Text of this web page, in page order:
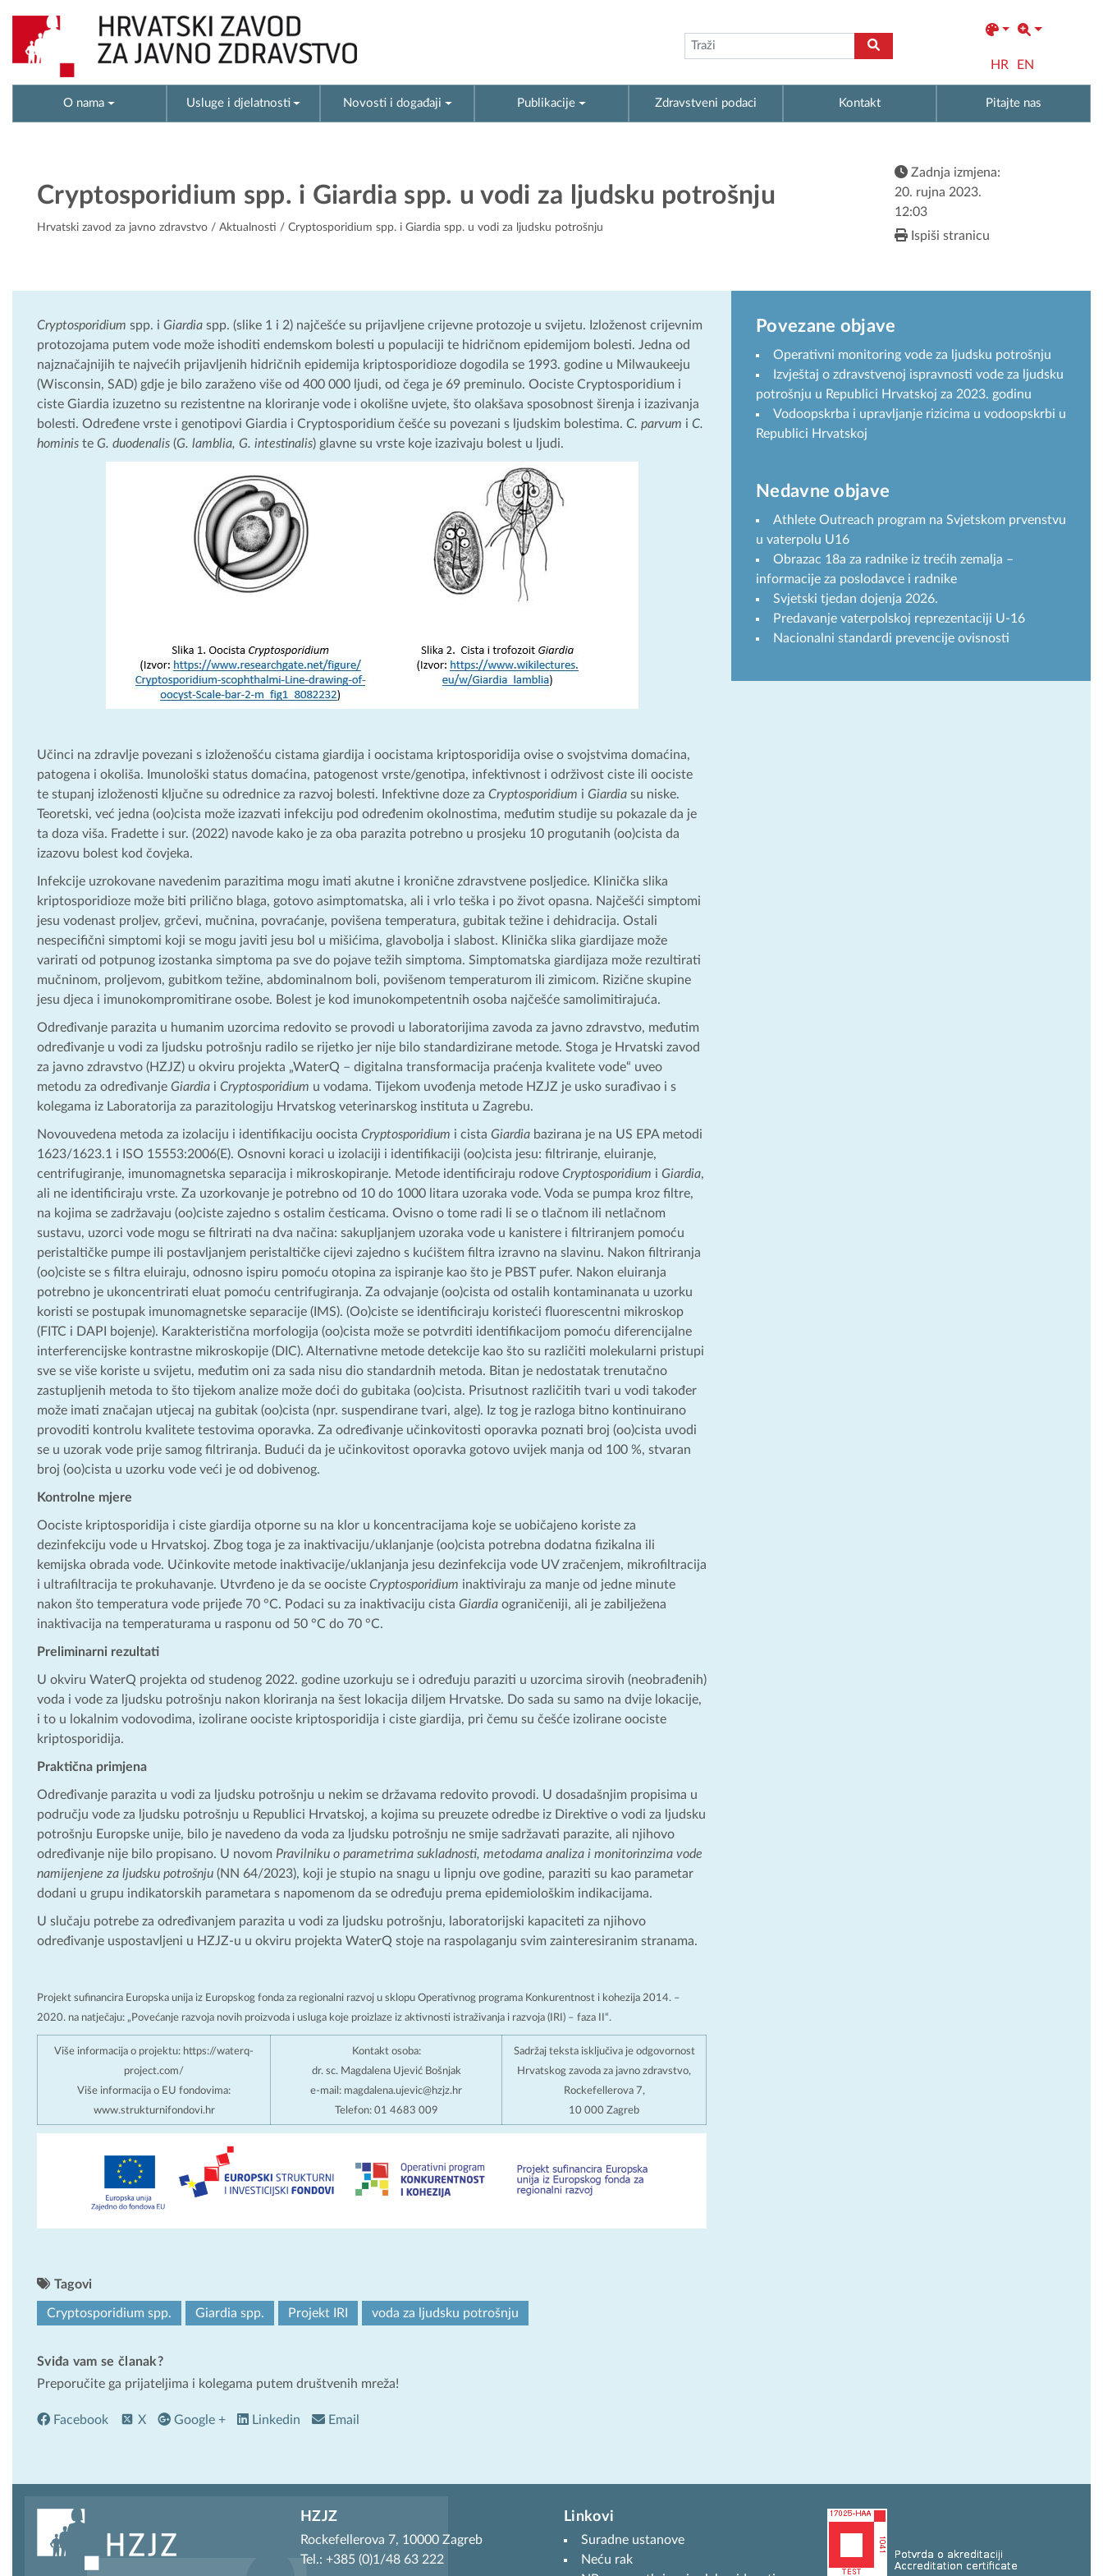
HR EN
O nama Usluge i djelatnosti Novosti i događaji Publikacije Zdravstveni podaci Kontakt Pitajte nas
Cryptosporidium spp. i Giardia spp. u vodi za ljudsku potrošnju
Hrvatski zavod za javno zdravstvo / Aktualnosti / Cryptosporidium spp. i Giardia spp. u vodi za ljudsku potrošnju
Zadnja izmjena:
20. rujna 2023.
12:03
Ispiši stranicu
Cryptosporidium spp. i Giardia spp. (slike 1 i 2) najčešće su prijavljene crijevne protozoje u svijetu. Izloženost crijevnim
protozojama putem vode može ishoditi endemskom bolesti u populaciji te hidričnom epidemijom bolesti. Jedna od
najznačajnijih te najvećih prijavljenih hidričnih epidemija kriptosporidioze dogodila se 1993. godine u Milwaukeeju
(Wisconsin, SAD) gdje je bilo zaraženo više od 400 000 ljudi, od čega je 69 preminulo. Oociste Cryptosporidium i
ciste Giardia izuzetno su rezistentne na kloriranje vode i okolišne uvjete, što olakšava sposobnost širenja i izazivanja
bolesti. Određene vrste i genotipovi Giardia i Cryptosporidium češće su povezani s ljudskim bolestima. C. parvum i C.
hominis te G. duodenalis (G. lamblia, G. intestinalis) glavne su vrste koje izazivaju bolest u ljudi.
Učinci na zdravlje povezani s izloženošću cistama giardija i oocistama kriptosporidija ovise o svojstvima domaćina,
patogena i okoliša. Imunološki status domaćina, patogenost vrste/genotipa, infektivnost i održivost ciste ili oociste
te stupanj izloženosti ključne su odrednice za razvoj bolesti. Infektivne doze za Cryptosporidium i Giardia su niske.
Teoretski, već jedna (oo)cista može izazvati infekciju pod određenim okolnostima, međutim studije su pokazale da je
ta doza viša. Fradette i sur. (2022) navode kako je za oba parazita potrebno u prosjeku 10 progutanih (oo)cista da
izazovu bolest kod čovjeka.
Infekcije uzrokovane navedenim parazitima mogu imati akutne i kronične zdravstvene posljedice. Klinička slika
kriptosporidioze može biti prilično blaga, gotovo asimptomatska, ali i vrlo teška i po život opasna. Najčešći simptomi
jesu vodenast proljev, grčevi, mučnina, povraćanje, povišena temperatura, gubitak težine i dehidracija. Ostali
nespecifični simptomi koji se mogu javiti jesu bol u mišićima, glavobolja i slabost. Klinička slika giardijaze može
varirati od potpunog izostanka simptoma pa sve do pojave težih simptoma. Simptomatska giardijaza može rezultirati
mučninom, proljevom, gubitkom težine, abdominalnom boli, povišenom temperaturom ili zimicom. Rizične skupine
jesu djeca i imunokompromitirane osobe. Bolest je kod imunokompetentnih osoba najčešće samolimitirajuća.
Određivanje parazita u humanim uzorcima redovito se provodi u laboratorijima zavoda za javno zdravstvo, međutim
određivanje u vodi za ljudsku potrošnju radilo se rijetko jer nije bilo standardizirane metode. Stoga je Hrvatski zavod
za javno zdravstvo (HZJZ) u okviru projekta „WaterQ – digitalna transformacija praćenja kvalitete vode“ uveo
metodu za određivanje Giardia i Cryptosporidium u vodama. Tijekom uvođenja metode HZJZ je usko surađivao i s
kolegama iz Laboratorija za parazitologiju Hrvatskog veterinarskog instituta u Zagrebu.
Novouvedena metoda za izolaciju i identifikaciju oocista Cryptosporidium i cista Giardia bazirana je na US EPA metodi
1623/1623.1 i ISO 15553:2006(E). Osnovni koraci u izolaciji i identifikaciji (oo)cista jesu: filtriranje, eluiranje,
centrifugiranje, imunomagnetska separacija i mikroskopiranje. Metode identificiraju rodove Cryptosporidium i Giardia,
ali ne identificiraju vrste. Za uzorkovanje je potrebno od 10 do 1000 litara uzoraka vode. Voda se pumpa kroz filtre,
na kojima se zadržavaju (oo)ciste zajedno s ostalim česticama. Ovisno o tome radi li se o tlačnom ili netlačnom
sustavu, uzorci vode mogu se filtrirati na dva načina: sakupljanjem uzoraka vode u kanistere i filtriranjem pomoću
peristaltičke pumpe ili postavljanjem peristaltičke cijevi zajedno s kućištem filtra izravno na slavinu. Nakon filtriranja
(oo)ciste se s filtra eluiraju, odnosno ispiru pomoću otopina za ispiranje kao što je PBST pufer. Nakon eluiranja
potrebno je ukoncentrirati eluat pomoću centrifugiranja. Za odvajanje (oo)cista od ostalih kontaminanata u uzorku
koristi se postupak imunomagnetske separacije (IMS). (Oo)ciste se identificiraju koristeći fluorescentni mikroskop
(FITC i DAPI bojenje). Karakteristična morfologija (oo)cista može se potvrditi identifikacijom pomoću diferencijalne
interferencijske kontrastne mikroskopije (DIC). Alternativne metode detekcije kao što su različiti molekularni pristupi
sve se više koriste u svijetu, međutim oni za sada nisu dio standardnih metoda. Bitan je nedostatak trenutačno
zastupljenih metoda to što tijekom analize može doći do gubitaka (oo)cista. Prisutnost različitih tvari u vodi također
može imati značajan utjecaj na gubitak (oo)cista (npr. suspendirane tvari, alge). Iz tog je razloga bitno kontinuirano
provoditi kontrolu kvalitete testovima oporavka. Za određivanje učinkovitosti oporavka poznati broj (oo)cista uvodi
se u uzorak vode prije samog filtriranja. Budući da je učinkovitost oporavka gotovo uvijek manja od 100 %, stvaran
broj (oo)cista u uzorku vode veći je od dobivenog.
Kontrolne mjere
Oociste kriptosporidija i ciste giardija otporne su na klor u koncentracijama koje se uobičajeno koriste za
dezinfekciju vode u Hrvatskoj. Zbog toga je za inaktivaciju/uklanjanje (oo)cista potrebna dodatna fizikalna ili
kemijska obrada vode. Učinkovite metode inaktivacije/uklanjanja jesu dezinfekcija vode UV zračenjem, mikrofiltracija
i ultrafiltracija te prokuhavanje. Utvrđeno je da se oociste Cryptosporidium inaktiviraju za manje od jedne minute
nakon što temperatura vode prijeđe 70 °C. Podaci su za inaktivaciju cista Giardia ograničeniji, ali je zabilježena
inaktivacija na temperaturama u rasponu od 50 °C do 70 °C.
Preliminarni rezultati
U okviru WaterQ projekta od studenog 2022. godine uzorkuju se i određuju paraziti u uzorcima sirovih (neobrađenih)
voda i vode za ljudsku potrošnju nakon kloriranja na šest lokacija diljem Hrvatske. Do sada su samo na dvije lokacije,
i to u lokalnim vodovodima, izolirane oociste kriptosporidija i ciste giardija, pri čemu su češće izolirane oociste
kriptosporidija.
Praktična primjena
Određivanje parazita u vodi za ljudsku potrošnju u nekim se državama redovito provodi. U dosadašnjim propisima u
području vode za ljudsku potrošnju u Republici Hrvatskoj, a kojima su preuzete odredbe iz Direktive o vodi za ljudsku
potrošnju Europske unije, bilo je navedeno da voda za ljudsku potrošnju ne smije sadržavati parazite, ali njihovo
određivanje nije bilo propisano. U novom Pravilniku o parametrima sukladnosti, metodama analiza i monitorinzima vode
namijenjene za ljudsku potrošnju (NN 64/2023), koji je stupio na snagu u lipnju ove godine, paraziti su kao parametar
dodani u grupu indikatorskih parametara s napomenom da se određuju prema epidemiološkim indikacijama.
U slučaju potrebe za određivanjem parazita u vodi za ljudsku potrošnju, laboratorijski kapaciteti za njihovo
određivanje uspostavljeni u HZJZ-u u okviru projekta WaterQ stoje na raspolaganju svim zainteresiranim stranama.
Projekt sufinancira Europska unija iz Europskog fonda za regionalni razvoj u sklopu Operativnog programa Konkurentnost i kohezija 2014. –
2020. na natječaju: „Povećanje razvoja novih proizvoda i usluga koje proizlaze iz aktivnosti istraživanja i razvoja (IRI) – faza II“.
Više informacija o projektu: https://waterq-
project.com/
Više informacija o EU fondovima:
www.strukturnifondovi.hr
Kontakt osoba:
dr. sc. Magdalena Ujević Bošnjak
e-mail: magdalena.ujevic@hzjz.hr
Telefon: 01 4683 009
Sadržaj teksta isključiva je odgovornost
Hrvatskog zavoda za javno zdravstvo,
Rockefellerova 7,
10 000 Zagreb
Tagovi
Cryptosporidium spp. Giardia spp. Projekt IRI voda za ljudsku potrošnju
Sviđa vam se članak?
Preporučite ga prijateljima i kolegama putem društvenih mreža!
Facebook X Google + Linkedin Email
Povezane objave
Operativni monitoring vode za ljudsku potrošnju
Izvještaj o zdravstvenoj ispravnosti vode za ljudsku
potrošnju u Republici Hrvatskoj za 2023. godinu
Vodoopskrba i upravljanje rizicima u vodoopskrbi u
Republici Hrvatskoj
Nedavne objave
Athlete Outreach program na Svjetskom prvenstvu
u vaterpolu U16
Obrazac 18a za radnike iz trećih zemalja –
informacije za poslodavce i radnike
Svjetski tjedan dojenja 2026.
Predavanje vaterpolskoj reprezentaciji U-16
Nacionalni standardi prevencije ovisnosti
HZJZ
Rockefellerova 7, 10000 Zagreb
Tel.: +385 (0)1/48 63 222
Linkovi
Suradne ustanove
Neću rak